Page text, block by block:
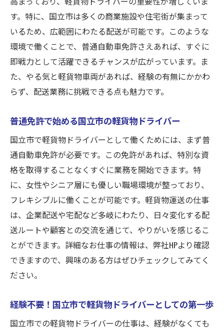
企業配送のニーズと女性ドライバーの役割
国立市で女性が活躍する軽貨物配送の現状
女性に優しい職場環境を提供する軽貨物運
送
企業配送を通じたキャリアアップの可能性
国立市での働き方改革と女性の新しいチャ
女性が安心して働ける国立市の軽貨物ドラ
イバー
東京都国立市でシニアも歓迎の軽貨物ドライバ
ー
シニア世代が活躍できる理由とは
国立市でシニアに最適な働き方の提案
年齢を問わない国立市の軽貨物運送業界
シニアが感じる軽貨物配送のやりがい
健康維持にも貢献する軽貨物ドライバーの
やる気次第で成長可能な軽貨物運送の世界
やる気があれば未経験でも大歓迎
す。特に、国立市は多くの商業施設や住宅街が集まって
いるため、広範囲にわたる配送が可能です。このような
環境で働くことで、普通自動車免許さえあれば、すぐに
即戦力として活躍できるチャンスが広がっています。ま
た、やる気と軽貨物車両があれば、経験の有無にかかわ
らず、配送業務に挑戦できる点も魅力です。
普通免許で始める国立市の軽貨物ドライバー
国立市で軽貨物ドライバーとして働くためには、まず普
通自動車免許が必要です。この免許があれば、特別な資
格を取得することなくすぐに業務を開始できます。特
に、女性やシニア層にも優しい職場環境が整っており、
フレキシブルに働くことが可能です。軽貨物運送の仕事
は、企業配送や宅配など多岐にわたり、日々変化する配
送ルートや顧客との交流を通じて、やりがいを感じるこ
とができます。詳細なお仕事の情報は、弊社HPより確認
できますので、興味のある方はぜひチェックしてみてく
ださい。
経験不要！国立市で軽貨物ドライバーとしての第一歩
国立市での軽貨物ドライバーの仕事は、経験がなくても